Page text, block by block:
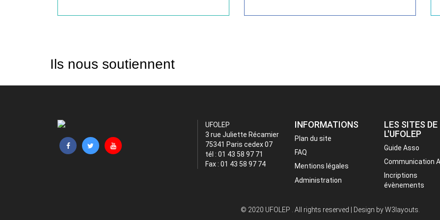
Ils nous soutiennent
UFOLEP
3 rue Juliette Récamier
75341 Paris cedex 07
tél : 01 43 58 97 71
Fax : 01 43 58 97 74
INFORMATIONS
Plan du site
FAQ
Mentions légales
Administration
LES SITES DE
L'UFOLEP
Guide Asso
Communication
Incriptions
évènements
© 2020 UFOLEP . All rights reserved | Design byW3layouts.